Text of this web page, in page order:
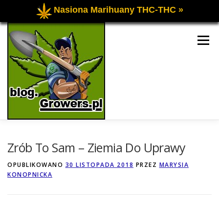
Nasiona Marihuany THC-THC »
Przejdź
treści
Menu
UPRAWA OUTDOOR
Zrób To Sam – Ziemia Do Uprawy
OPUBLIKOWANO 30 LISTOPADA 2018 PRZEZ MARYSIA
KONOPNICKA